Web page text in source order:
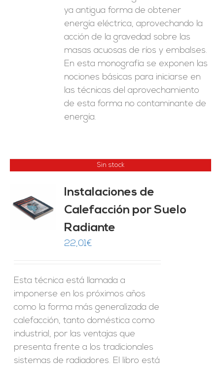
ya antigua forma de obtener
energía eléctrica, aprovechando la
acción de la gravedad sobre las
masas acuosas de ríos y embalses.
En esta monografía se exponen las
nociones básicas para iniciarse en
las técnicas del aprovechamiento
de esta forma no contaminante de
energía.
Sin stock
Instalaciones de
Calefacción por Suelo
Radiante
22,01€
Esta técnica está llamada a
imponerse en los próximos años
como la forma más generalizada de
calefacción, tanto doméstica como
industrial, por las ventajas que
presenta frente a los tradicionales
sistemas de radiadores. El libro está